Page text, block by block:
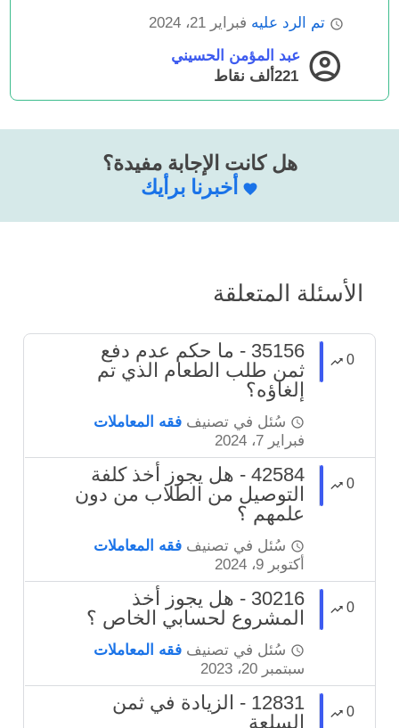
تم الرد عليه فبراير 21، 2024
عبد المؤمن الحسيني
221ألف
نقاط
هل كانت الإجابة مفيدة؟
أخبرنا برأيك
الأسئلة المتعلقة
0
35156 - ما حكم عدم دفع
ثمن طلب الطعام الذي تم
إلغاؤه؟
سُئل في تصنيففقه المعاملات
فبراير 7، 2024
0
42584 - هل يجوز أخذ كلفة
التوصيل من الطلاب من دون
علمهم ؟
سُئل في تصنيففقه المعاملات
أكتوبر 9، 2024
0
30216 - هل يجوز أخذ
المشروع لحسابي الخاص ؟
سُئل في تصنيففقه المعاملات
سبتمبر 20، 2023
0
12831 - الزيادة في ثمن
السلعة